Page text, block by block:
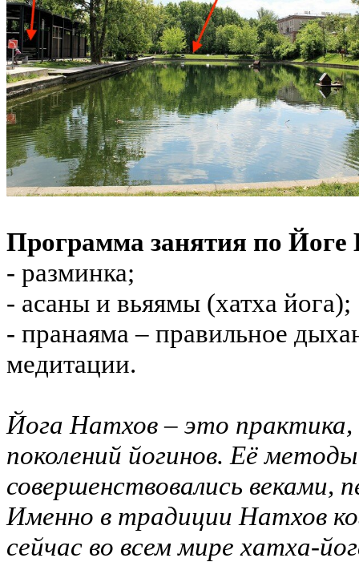
Программа занятия по Йоге
- разминка;
- асаны и вьяямы (хатха йога);
- пранаяма – правильное
медитации.
Йога Натхов – это практика,
поколений йогинов. Её
совершенствовались веками,
Именно в традиции Натхов
сейчас во всем мире хатха-